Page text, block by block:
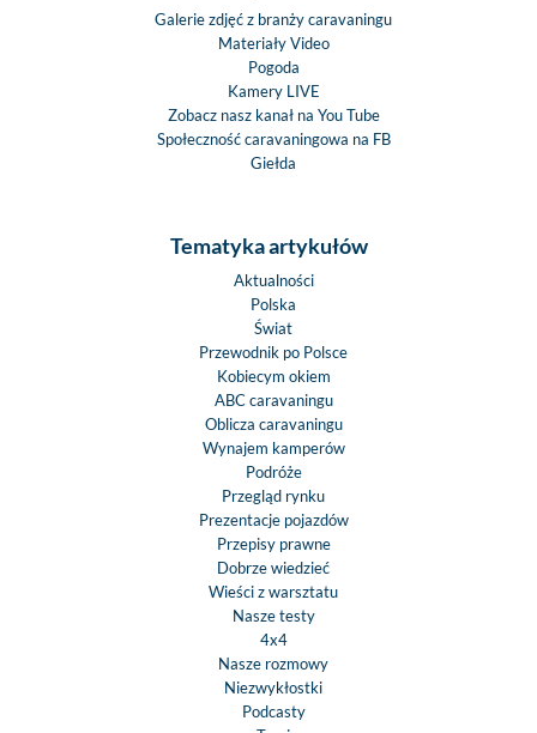
Galerie zdjęć z branży caravaningu
Materiały Video
Pogoda
Kamery LIVE
Zobacz nasz kanał na You Tube
Społeczność caravaningowa na FB
Giełda
Tematyka artykułów
Aktualności
Polska
Świat
Przewodnik po Polsce
Kobiecym okiem
ABC caravaningu
Oblicza caravaningu
Wynajem kamperów
Podróże
Przegląd rynku
Prezentacje pojazdów
Przepisy prawne
Dobrze wiedzieć
Wieści z warsztatu
Nasze testy
4x4
Nasze rozmowy
Niezwykłostki
Podcasty